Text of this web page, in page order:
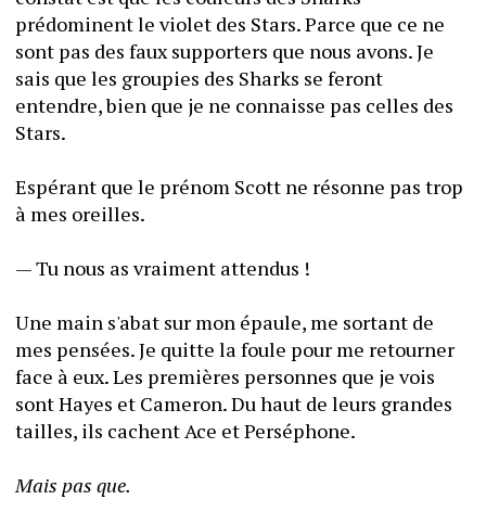
prédominent le violet des Stars. Parce que ce ne
sont pas des faux supporters que nous avons. Je
sais que les groupies des Sharks se feront
entendre, bien que je ne connaisse pas celles des
Espérant que le prénom Scott ne résonne pas trop
à mes oreilles.
— Tu nous as vraiment attendus !
Une main s'abat sur mon épaule, me sortant de
mes pensées. Je quitte la foule pour me retourner
face à eux. Les premières personnes que je vois
sont Hayes et Cameron. Du haut de leurs grandes
tailles, ils cachent Ace et Perséphone.
Mais pas que.